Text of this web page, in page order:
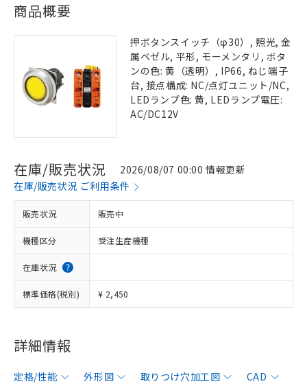
商品概要
押ボタンスイッチ（φ30）, 照光, 金
属ベゼル, 平形, モーメンタリ, ボタ
ンの色: 黄（透明）, IP66, ねじ端子
台, 接点構成: NC/点灯ユニット/NC,
LEDランプ色: 黄, LEDランプ電圧:
AC/DC12V
在庫/販売状況
2026/08/07 00:00 情報更新
在庫/販売状況 ご利用条件
販売状況 販売中
機種区分 受注生産機種
在庫状況
標準価格(税別) ¥ 2,450
詳細情報
定格/性能 外形図 取りつけ穴加工図
CAD